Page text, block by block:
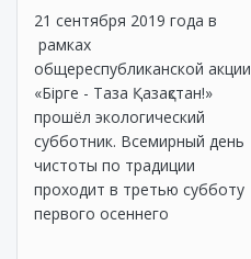
21 сентября 2019 года в
рамках
общереспубликанской акции
«Бірге - Таза Қазақстан!»
прошёл экологический
субботник. Всемирный день
чистоты по традиции
проходит в третью субботу
первого осеннего